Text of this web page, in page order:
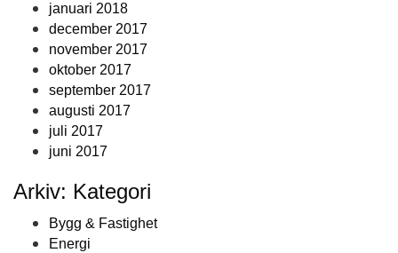
januari 2018
december 2017
november 2017
oktober 2017
september 2017
augusti 2017
juli 2017
juni 2017
Arkiv: Kategori
Bygg & Fastighet
Energi